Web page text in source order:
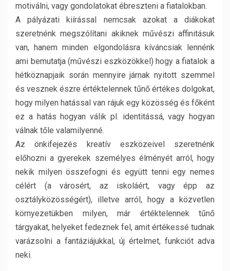
motiválni, vagy gondolatokat ébreszteni a fiatalokban.
A pályázati kiírással nemcsak azokat a diákokat
szeretnénk megszólítani akiknek művészi affinitásuk
van, hanem minden elgondolásra kíváncsiak lennénk
ami bemutatja (művészi eszközökkel) hogy a fiatalok a
hétköznapjaik során mennyire járnak nyitott szemmel
és vesznek észre értéktelennek tűnő értékes dolgokat,
hogy milyen hatással van rájuk egy közösség és főként
ez a hatás hogyan válik pl. identitássá, vagy hogyan
válnak tőle valamilyenné.
Az önkifejezés kreatív eszközeivel szeretnénk
előhozni a gyerekek személyes élményét arról, hogy
nekik milyen összefogni és együtt tenni egy nemes
célért (a városért, az iskoláért, vagy épp az
osztályközösségért), illetve arról, hogy a közvetlen
környezetükben milyen, már értéktelennek tűnő
tárgyakat, helyeket fedeznek fel, amit értékessé tudnak
varázsolni a fantáziájukkal, új értelmet, funkciót adva
neki.